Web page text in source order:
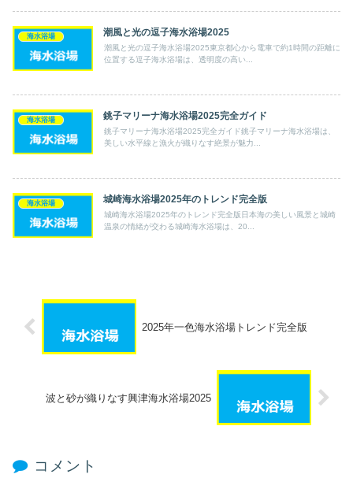
海水浴場 潮風と光の逗子海水浴場2025
潮風と光の逗子海水浴場2025東京都心から電車で約1時間の距離に
位置する逗子海水浴場は、透明度の高い...
海水浴場 銚子マリーナ海水浴場2025完全ガイド
銚子マリーナ海水浴場2025完全ガイド銚子マリーナ海水浴場は、
美しい水平線と漁火が織りなす絶景が魅力...
海水浴場 城崎海水浴場2025年のトレンド完全版
城崎海水浴場2025年のトレンド完全版日本海の美しい風景と城崎
温泉の情緒が交わる城崎海水浴場は、20...
2025年一色海水浴場トレンド完全版
波と砂が織りなす興津海水浴場2025
コメント